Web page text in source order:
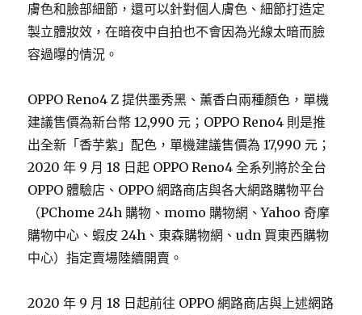
膚色和臉部細節，還可以針對個人膚色、細節打造定
製立體妝效，在暗夜中自拍也不會因為光線太暗而臉
容過曝的情況。
OPPO Reno4 Z 提供墨秀黑、薰香白兩種顏色，單機
建議售價為新台幣 12,990 元；OPPO Reno4 則是推
出全新「香芋紫」配色，單機建議售價為 17,990 元；
2020 年 9 月 18 日起 OPPO Reno4 全系列將於全台
OPPO 體驗店、OPPO 網路商店與各大網路購物平台
（PChome 24h 購物、momo 購物網、Yahoo 奇摩
購物中心、蝦皮 24h、東森購物網、udn 買東西購物
中心）指定賣場陸續開賣。
2020 年 9 月 18 日起前往 OPPO 網路商店與上述網路